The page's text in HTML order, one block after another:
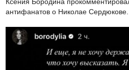
антифанатов о Николае Сердюкове.